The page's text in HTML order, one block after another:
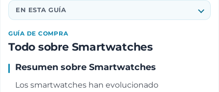
EN ESTA GUÍA
GUÍA DE COMPRA
Todo sobre Smartwatches
Resumen sobre Smartwatches
Los smartwatches han evolucionado